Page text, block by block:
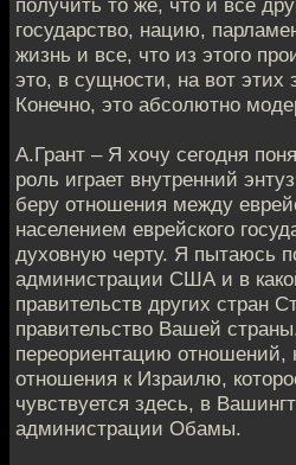
получить то же, что и все
государство, нацию,
жизнь и все, что из этого
это, в сущности, на вот этих
Конечно, это абсолютно
А.Грант – Я хочу сегодня
роль играет внутренний
беру отношения между
населением еврейского
духовную черту. Я пытаюсь
администрации США и в
правительств других стран
правительство Вашей
переориентацию отношений,
отношения к Израилю,
чувствуется здесь, в
администрации Обамы.